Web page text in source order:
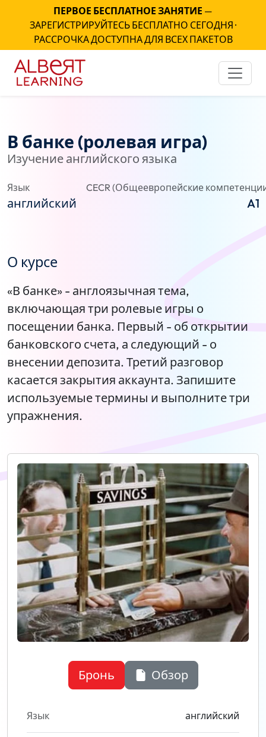
ПЕРВОЕ БЕСПЛАТНОЕ ЗАНЯТИЕ —
ЗАРЕГИСТРИРУЙТЕСЬ БЕСПЛАТНО СЕГОДНЯ ·
РАССРОЧКА ДОСТУПНА ДЛЯ ВСЕХ ПАКЕТОВ
В банке (ролевая игра)
Изучение английского языка
Язык
английский
CECR (Общеевропейские
A1
О курсе
«В банке» - англоязычная тема,
включающая три ролевые игры о
посещении банка. Первый - об открытии
банковского счета, а следующий - о
внесении депозита. Третий разговор
касается закрытия аккаунта. Запишите
используемые термины и выполните три
упражнения.
Бронь Обзор
Язык английский